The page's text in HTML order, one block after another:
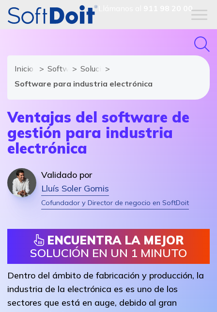
911 98 20 00
Inicio Software IndustrialSoluciones y módulos de Software
Software para industria electrónica
Ventajas del software de
gestión para industria
electrónica
Validado por
Lluís Soler Gomis
Cofundador y Director de negocio en SoftDoit
ENCUENTRA LA MEJOR
SOLUCIÓN EN UN 1 MINUTO
Dentro del ámbito de fabricación y producción, la
industria de la electrónica es es uno de los
sectores que está en auge, debido al gran